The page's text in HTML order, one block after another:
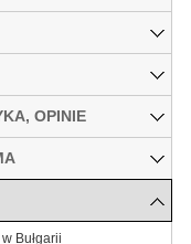
OPINIE
Bułgarii